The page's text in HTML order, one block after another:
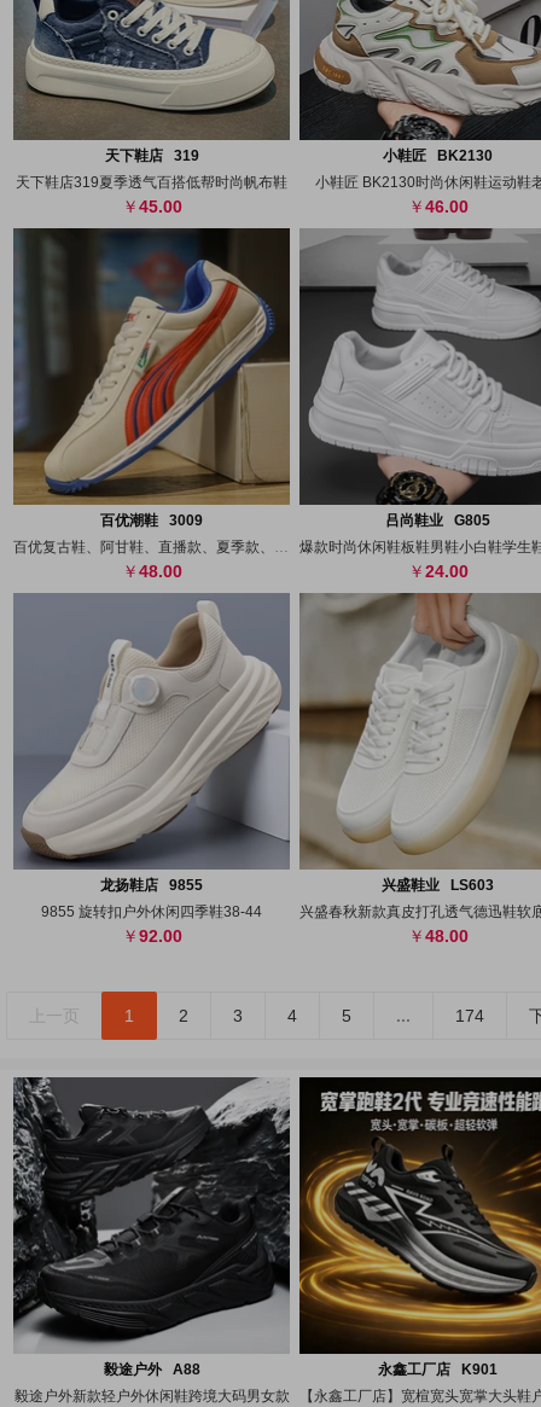
代发
天下鞋店 319
天下鞋店319夏季透气百搭低帮时尚帆布鞋
45.00
代发
小鞋匠 BK2130
小鞋匠 BK2130时尚休闲鞋运动鞋
46.00
代发
百优潮鞋 3009
48.00
代发
吕尚鞋业 G805
24.00
代发
龙扬鞋店 9855
9855 旋转扣户外休闲四季鞋38-44
92.00
代发
兴盛鞋业 LS603
48.00
上一页 1 2 3 4 5 ... 174
代发
毅途户外 A88
毅途户外新款轻户外休闲鞋跨境大码男女款
代发
永鑫工厂店 K901